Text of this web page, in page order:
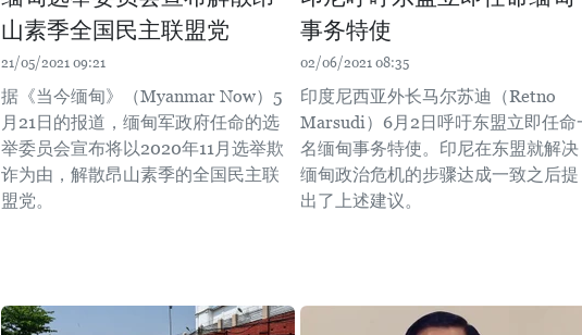
山素季全国民主联盟党
21/05/2021 09:21
据《当今缅甸》（Myanmar Now）5
月21日的报道，缅甸军政府任命的选
举委员会宣布将以2020年11月选举欺
诈为由，解散昂山素季的全国民主联
盟党。
事务特使
02/06/2021 08:35
印度尼西亚外长马尔苏迪（Retno
Marsudi）6月2日呼吁东盟立即任命
名缅甸事务特使。印尼在东盟就解决
缅甸政治危机的步骤达成一致之后提
出了上述建议。